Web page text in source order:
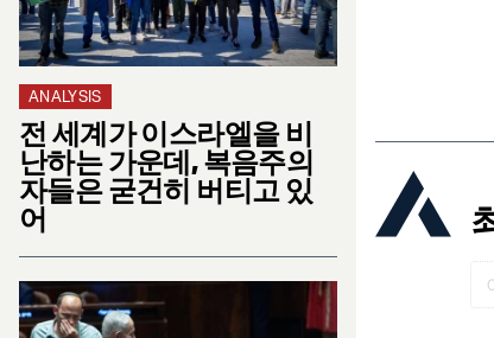
ANALYSIS
전 세계가 이스라엘을 비
난하는 가운데, 복음주의
자들은 굳건히 버티고 있
어